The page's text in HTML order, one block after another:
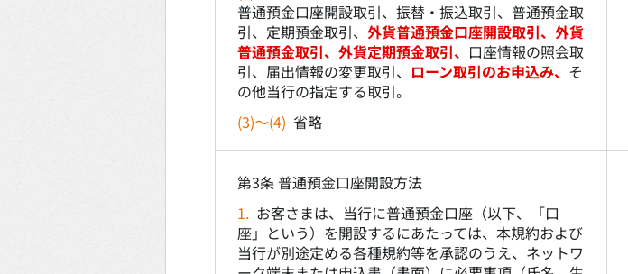
普通預金口座開設取引、振替・振込取引、普通預金取
引、定期預金取引、 外貨普通預金口座開設取引、外貨
普通預金取引、外貨定期預金取引、 口座情報の照会取
引、届出情報の変更取引、 ローン取引のお申込み、 そ
の他当行の指定する取引。
(3)～(4) 省略
第3条 普通預金口座開設方法
1. お客さまは、当行に普通預金口座（以下、「口
座」という）を開設するにあたっては、本規約および
当行が別途定める各種規約等を承認のうえ、ネットワ